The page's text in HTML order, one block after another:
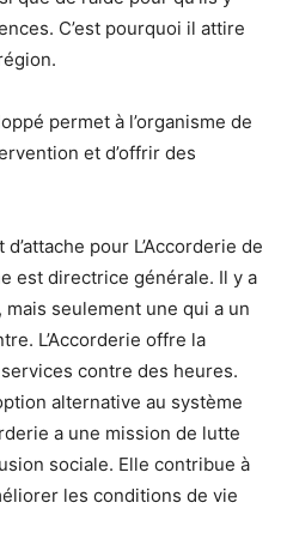
C’est pourquoi il attire
permet à l’organisme de
et d’offrir des
pour L’Accorderie de
est directrice générale. Il y a
seulement une qui a un
L’Accorderie offre la
contre des heures.
alternative au système
a une mission de lutte
sociale. Elle contribue à
les conditions de vie